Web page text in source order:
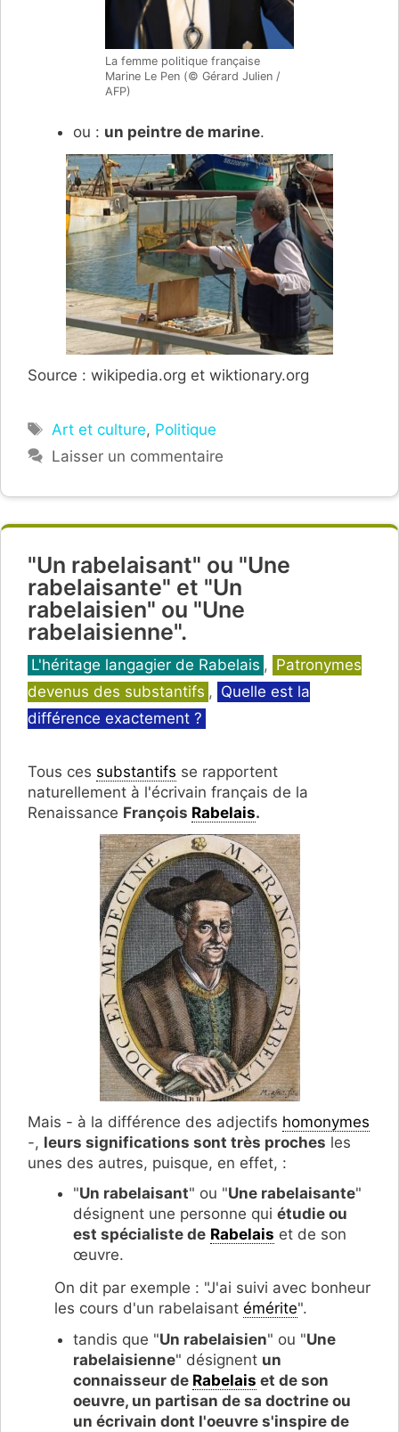
La femme politique française
Marine Le Pen (© Gérard Julien /
AFP)
ou : un peintre de marine.
Source : wikipedia.org et wiktionary.org
Étiquettes
Art et culture, Politique
Laisser un commentaire
"Un rabelaisant" ou "Une
rabelaisante" et "Un
rabelaisien" ou "Une
rabelaisienne".
Catégories
L'héritage langagier de Rabelais , Patronymes
devenus des substantifs , Quelle est la
différence exactement ?
Tous ces substantifs se rapportent
naturellement à l'écrivain français de la
Renaissance François Rabelais.
Mais - à la différence des adjectifs homonymes
-, leurs significations sont très proches les
unes des autres, puisque, en effet, :
"Un rabelaisant" ou "Une rabelaisante"
désignent une personne qui étudie ou
est spécialiste de Rabelais et de son
œuvre.
On dit par exemple : "J'ai suivi avec bonheur
les cours d'un rabelaisant émérite".
tandis que "Un rabelaisien" ou "Une
rabelaisienne" désignent un
connaisseur de Rabelais et de son
oeuvre, un partisan de sa doctrine ou
un écrivain dont l'oeuvre s'inspire de